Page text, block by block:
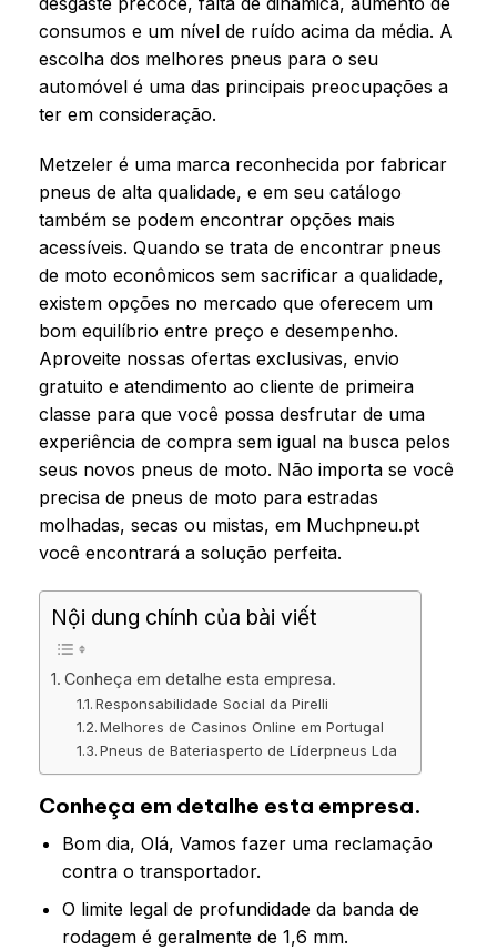
consumos e um nível de ruído acima da média. A
escolha dos melhores pneus para o seu
automóvel é uma das principais preocupações a
ter em consideração.
Metzeler é uma marca reconhecida por fabricar
pneus de alta qualidade, e em seu catálogo
também se podem encontrar opções mais
acessíveis. Quando se trata de encontrar pneus
de moto econômicos sem sacrificar a qualidade,
existem opções no mercado que oferecem um
bom equilíbrio entre preço e desempenho.
Aproveite nossas ofertas exclusivas, envio
gratuito e atendimento ao cliente de primeira
classe para que você possa desfrutar de uma
experiência de compra sem igual na busca pelos
seus novos pneus de moto. Não importa se você
precisa de pneus de moto para estradas
molhadas, secas ou mistas, em Muchpneu.pt
você encontrará a solução perfeita.
Nội dung chính của bài viết
Conheça em detalhe esta empresa.
Responsabilidade Social da Pirelli
Melhores de Casinos Online em Portugal
Pneus de Bateriasperto de Líderpneus Lda
Conheça em detalhe esta empresa.
Bom dia, Olá, Vamos fazer uma reclamação
contra o transportador.
O limite legal de profundidade da banda de
rodagem é geralmente de 1,6 mm.